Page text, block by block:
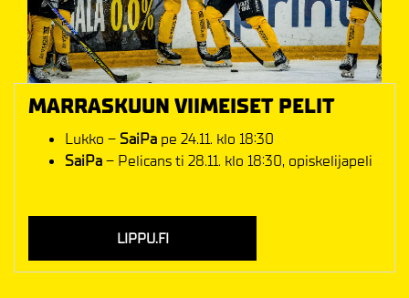
MARRASKUUN VIIMEISET PELIT
Lukko – SaiPa pe 24.11. klo 18:30
SaiPa– Pelicans ti 28.11. klo 18:30, opiskelijapeli
LIPPU.FI